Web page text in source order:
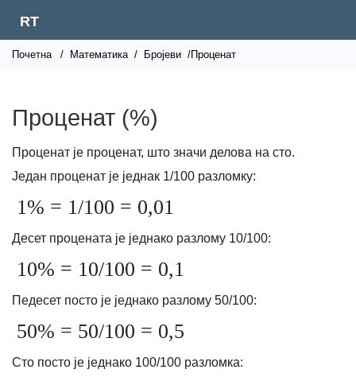
RT
Почетна / Математика / Бројеви /Проценат
Проценат (%)
Проценат је проценат, што значи делова на сто.
Један проценат је једнак 1/100 разломку:
1% = 1/100 = 0,01
Десет процената је једнако разлому 10/100:
10% = 10/100 = 0,1
Педесет посто је једнако разлому 50/100:
50% = 50/100 = 0,5
Сто посто је једнако 100/100 разломка: